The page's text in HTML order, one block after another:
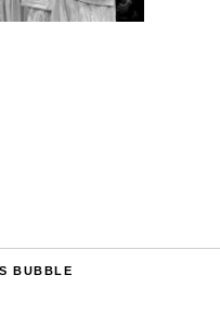
BUBBLE